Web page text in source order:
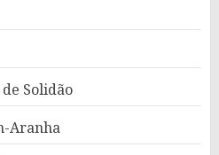
Solidão
Aranha